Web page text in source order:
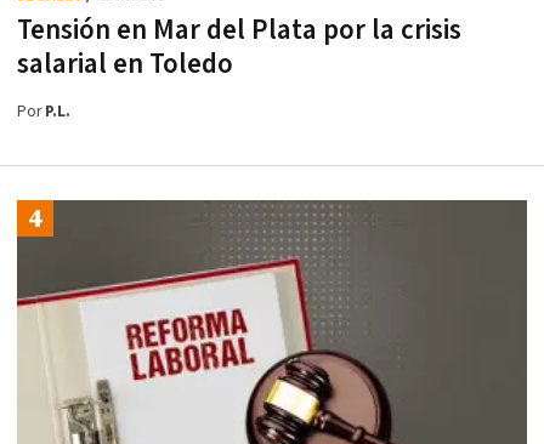
Tensión en Mar del Plata por la crisis
salarial en Toledo
PorP.L.